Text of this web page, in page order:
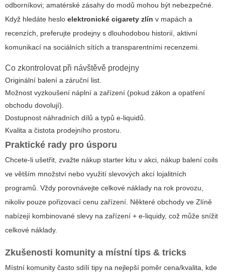
odborníkovi; amatérské zásahy do modů mohou být nebezpečné.
Když hledáte heslo elektronické cigarety zlín v mapách a
recenzích, preferujte prodejny s dlouhodobou historií, aktivní
komunikací na sociálních sítích a transparentními recenzemi.
Co zkontrolovat při návštěvě prodejny
Originální balení a záruční list.
Možnost vyzkoušení náplní a zařízení (pokud zákon a opatření
obchodu dovolují).
Dostupnost náhradních dílů a typů e-liquidů.
Kvalita a čistota prodejního prostoru.
Praktické rady pro úsporu
Chcete-li ušetřit, zvažte nákup starter kitu v akci, nákup balení coils
ve větším množství nebo využití slevových akcí lojalitních
programů. Vždy porovnávejte celkové náklady na rok provozu,
nikoliv pouze pořizovací cenu zařízení. Některé obchody ve Zlíně
nabízejí kombinované slevy na zařízení + e-liquidy, což může snížit
celkové náklady.
Zkušenosti komunity a místní tips & tricks
Místní komunity často sdílí tipy na nejlepší poměr cena/kvalita, kde